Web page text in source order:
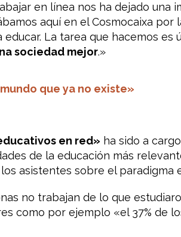
en línea nos ha dejado una
aquí en el Cosmocaixa por
La tarea que hacemos
sociedad mejor.»
que ya no existe»
en red» ha sido a
de la educación más
asistentes sobre el paradigma
no trabajan de lo que
como por ejemplo «el 37% de